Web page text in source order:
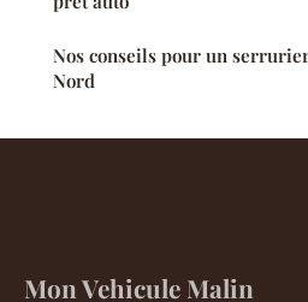
Nos conseils pour un
Nord
Mon Vehicule Malin